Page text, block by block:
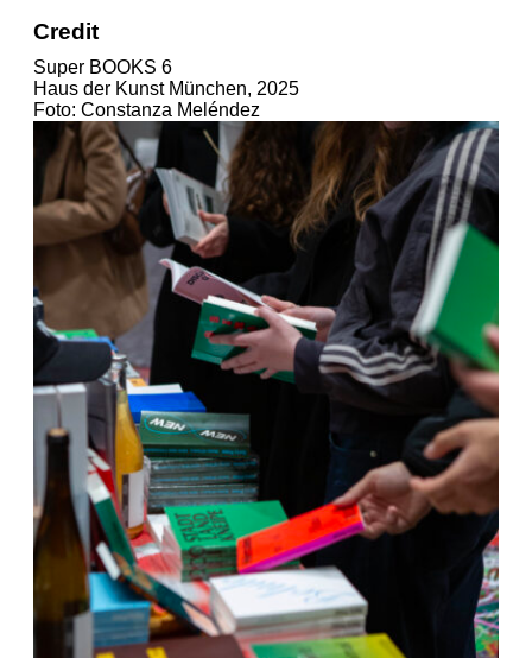
Credit
Super BOOKS 6
Haus der Kunst München, 2025
Foto: Constanza Meléndez